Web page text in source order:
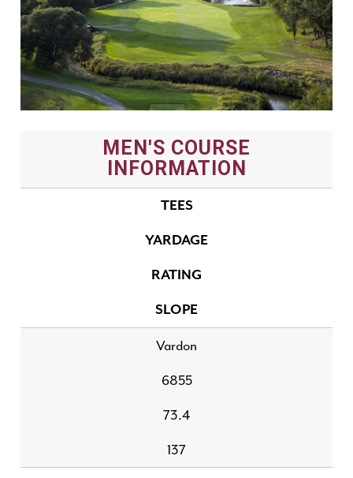
MEN'S COURSE
INFORMATION
TEES
YARDAGE
RATING
SLOPE
Vardon
6855
73.4
137